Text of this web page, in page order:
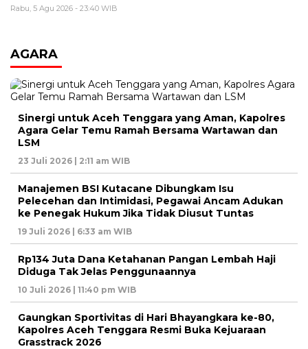
Rabu, 5 Agu 2026 - 23:40 WIB
AGARA
Sinergi untuk Aceh Tenggara yang Aman, Kapolres
Agara Gelar Temu Ramah Bersama Wartawan dan
LSM
23 Juli 2026 | 2:11 am WIB
Manajemen BSI Kutacane Dibungkam Isu
Pelecehan dan Intimidasi, Pegawai Ancam Adukan
ke Penegak Hukum Jika Tidak Diusut Tuntas
19 Juli 2026 | 6:33 am WIB
Rp134 Juta Dana Ketahanan Pangan Lembah Haji
Diduga Tak Jelas Penggunaannya
10 Juli 2026 | 11:40 pm WIB
Gaungkan Sportivitas di Hari Bhayangkara ke-80,
Kapolres Aceh Tenggara Resmi Buka Kejuaraan
Grasstrack 2026